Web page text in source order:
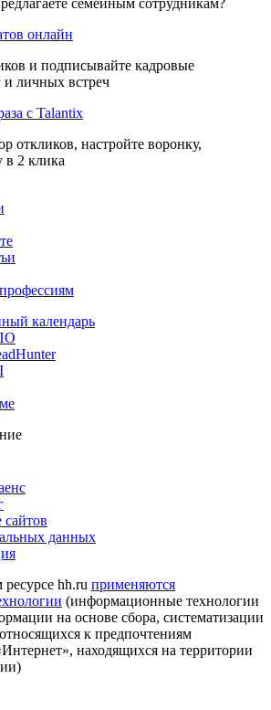
онлайн
и подписывайте кадровые
и личных встреч
с Talantix
откликов, настройте воронку,
в 2 клика
календарь
сайтов
данных
hh.ru применяются
(информационные технологии
на основе сбора, систематизации
к предпочтениям
находящихся на территории